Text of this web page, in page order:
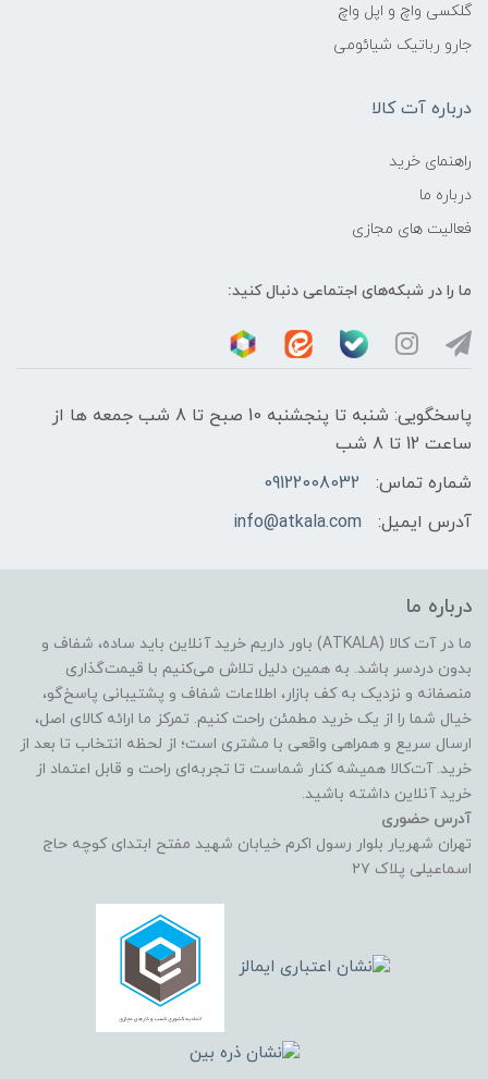
گلکسی واچ و اپل واچ
جارو رباتیک شیائومی
درباره آت کالا
راهنمای خرید
درباره ما
فعالیت های مجازی
ما را در شبکه‌های اجتماعی دنبال کنید:
پاسخگویی: شنبه تا پنجشنبه 10 صبح تا 8 شب جمعه ها از
ساعت 12 تا 8 شب
شماره تماس:
09122008032
آدرس ایمیل:
info@atkala.com
درباره ما
ما در آت کالا (ATKALA) باور داریم خرید آنلاین باید ساده، شفاف و
بدون دردسر باشد. به همین دلیل تلاش می‌کنیم با قیمت‌گذاری
منصفانه و نزدیک به کف بازار، اطلاعات شفاف و پشتیبانی پاسخ‌گو،
خیال شما را از یک خرید مطمئن راحت کنیم. تمرکز ما ارائه کالای اصل،
ارسال سریع و همراهی واقعی با مشتری است؛ از لحظه انتخاب تا بعد از
خرید. آت‌کالا همیشه کنار شماست تا تجربه‌ای راحت و قابل اعتماد از
خرید آنلاین داشته باشید.
آدرس حضوری
تهران شهریار بلوار رسول اکرم خیابان شهید مفتح ابتدای کوچه حاج
اسماعیلی پلاک ۲۷